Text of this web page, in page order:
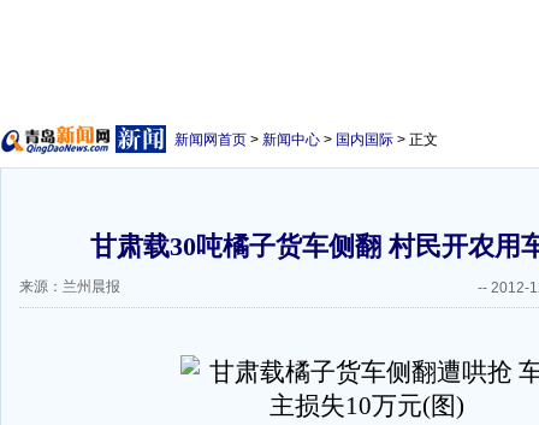
新闻网首页 > 新闻中心 > 国内国际 > 正文
甘肃载30吨橘子货车侧翻 村民开农用
来源：兰州晨报 -- 2012-